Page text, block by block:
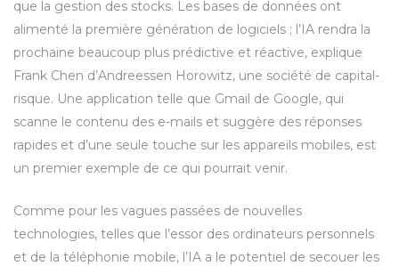
que la gestion des stocks. Les bases de données ont
alimenté la première génération de logiciels ; l’IA rendra la
prochaine beaucoup plus prédictive et réactive, explique
Frank Chen d’Andreessen Horowitz, une société de capital-
risque. Une application telle que Gmail de Google, qui
scanne le contenu des e-mails et suggère des réponses
rapides et d’une seule touche sur les appareils mobiles, est
un premier exemple de ce qui pourrait venir.
Comme pour les vagues passées de nouvelles
technologies, telles que l’essor des ordinateurs personnels
et de la téléphonie mobile, l’IA a le potentiel de secouer les